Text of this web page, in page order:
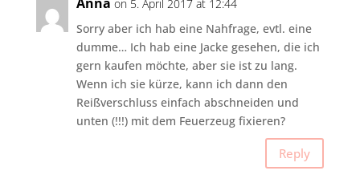
on 5. April 2017 at 12:44
Sorry aber ich hab eine Nahfrage, evtl. eine
dumme… Ich hab eine Jacke gesehen, die ich
gern kaufen möchte, aber sie ist zu lang.
Wenn ich sie kürze, kann ich dann den
Reißverschluss einfach abschneiden und
unten (!!!) mit dem Feuerzeug fixieren?
Reply